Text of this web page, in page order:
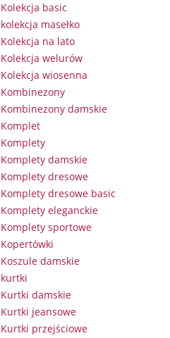
Kolekcja basic
kolekcja masełko
Kolekcja na lato
Kolekcja welurów
Kolekcja wiosenna
Kombinezony
Kombinezony damskie
Komplet
Komplety
Komplety damskie
Komplety dresowe
Komplety dresowe basic
Komplety eleganckie
Komplety sportowe
Kopertówki
Koszule damskie
kurtki
Kurtki damskie
Kurtki jeansowe
Kurtki przejściowe